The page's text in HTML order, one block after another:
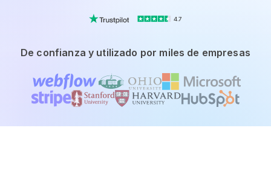
4.7
De confianza y utilizado por miles de empresas